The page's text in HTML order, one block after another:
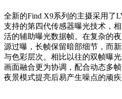
全新的Find X9系列的主摄采用了
支持的第四代传感器曝光技术，
活的辅助曝光数据帧。在复杂的
源过曝，长帧保留暗部细节，而
与色彩层次。相比以往的双帧曝
画面融合更为协调，配合动态多
夜景模式提亮后易产生噪点的顽疾